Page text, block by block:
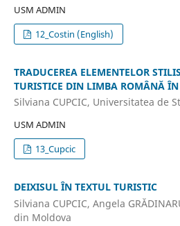
USM ADMIN
12_Costin (English)
TRADUCEREA ELEMENTELOR
TURISTICE DIN LIMBA ROMÂNĂ
Silviana CUPCIC, Universitatea de
USM ADMIN
13_Cupcic
DEIXISUL ÎN TEXTUL TURISTIC
Silviana CUPCIC, Angela
din Moldova